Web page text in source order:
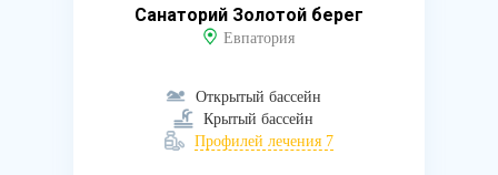
Санаторий Золотой берег
Евпатория
Открытый бассейн
Крытый бассейн
Профилей лечения 7